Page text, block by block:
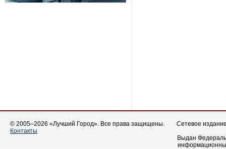
© 2005–2026 «Лучший Город». Все права защищены.
Контакты
Сетевое
Выдан